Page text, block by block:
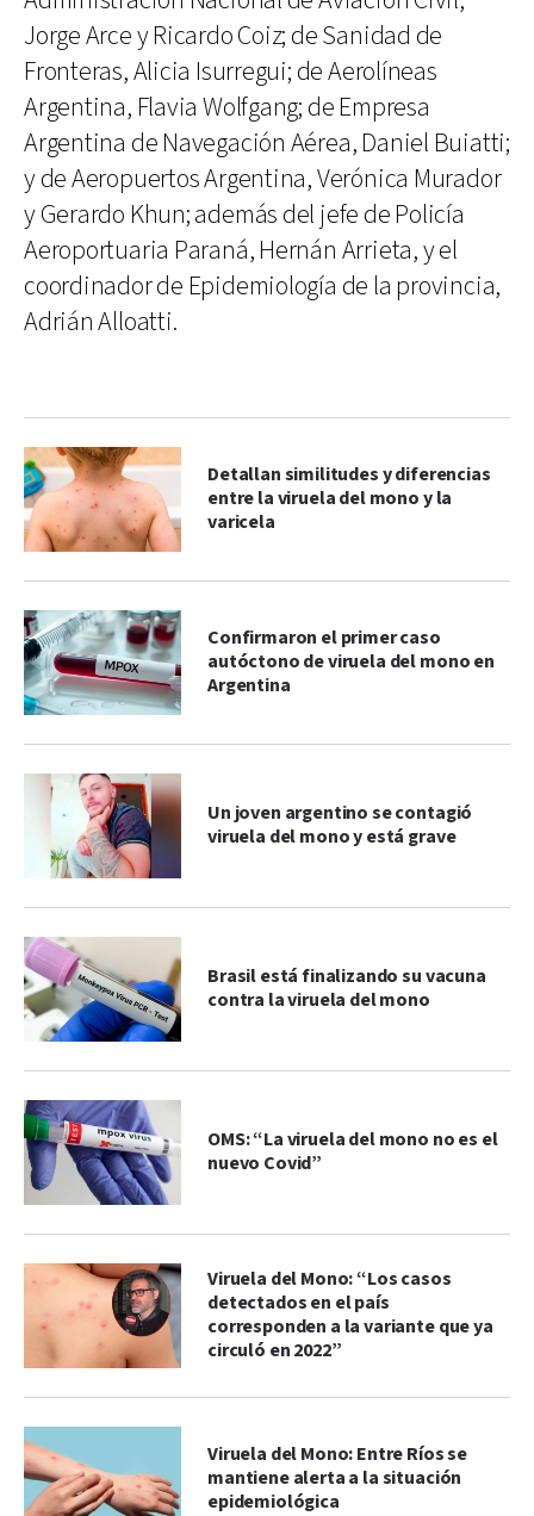
Jorge Arce y Ricardo Coiz; de Sanidad de
Fronteras, Alicia Isurregui; de Aerolíneas
Argentina, Flavia Wolfgang; de Empresa
Argentina de Navegación Aérea, Daniel Buiatti;
y de Aeropuertos Argentina, Verónica Murador
y Gerardo Khun; además del jefe de Policía
Aeroportuaria Paraná, Hernán Arrieta, y el
coordinador de Epidemiología de la provincia,
Adrián Alloatti.
Detallan similitudes y diferencias
entre la viruela del mono y la
varicela
Confirmaron el primer caso
autóctono de viruela del mono en
Argentina
Un joven argentino se contagió
viruela del mono y está grave
Brasil está finalizando su vacuna
contra la viruela del mono
OMS: “La viruela del mono no es el
nuevo Covid”
Viruela del Mono: “Los casos
detectados en el país
corresponden a la variante que ya
circuló en 2022”
Viruela del Mono: Entre Ríos se
mantiene alerta a la situación
epidemiológica